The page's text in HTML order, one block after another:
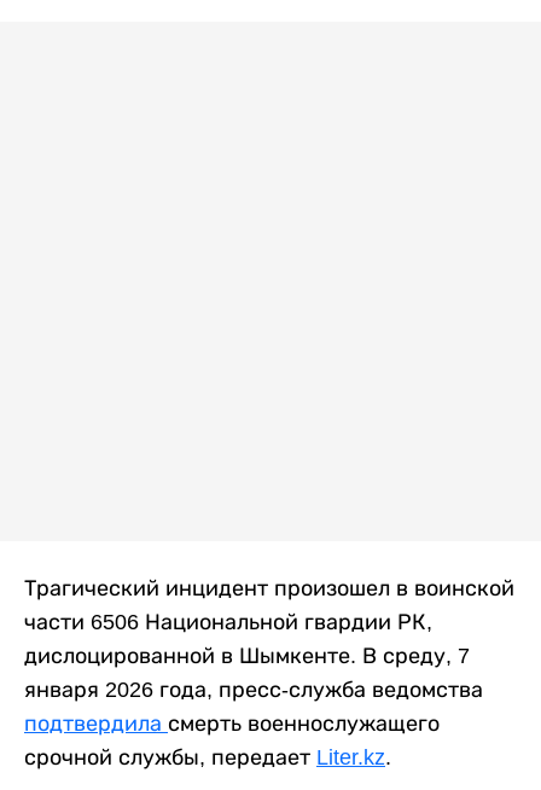
Трагический инцидент произошел в воинской
части 6506 Национальной гвардии РК,
дислоцированной в Шымкенте. В среду, 7
января 2026 года, пресс-служба ведомства
подтвердила смерть военнослужащего
срочной службы, передает Liter.kz.